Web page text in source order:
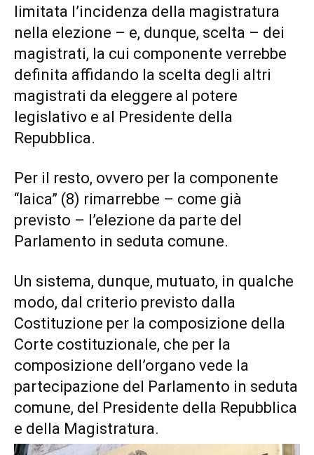
limitata l’incidenza della magistratura
nella elezione – e, dunque, scelta – dei
magistrati, la cui componente verrebbe
definita affidando la scelta degli altri
magistrati da eleggere al potere
legislativo e al Presidente della
Repubblica.
Per il resto, ovvero per la componente
“laica” (8) rimarrebbe – come già
previsto – l’elezione da parte del
Parlamento in seduta comune.
Un sistema, dunque, mutuato, in qualche
modo, dal criterio previsto dalla
Costituzione per la composizione della
Corte costituzionale, che per la
composizione dell’organo vede la
partecipazione del Parlamento in seduta
comune, del Presidente della Repubblica
e della Magistratura.